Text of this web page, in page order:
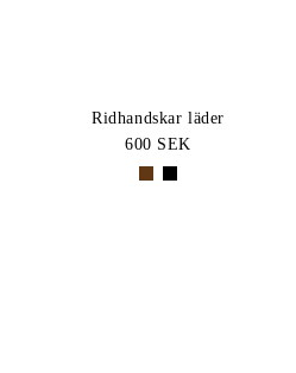
Ridhandskar läder
600 SEK